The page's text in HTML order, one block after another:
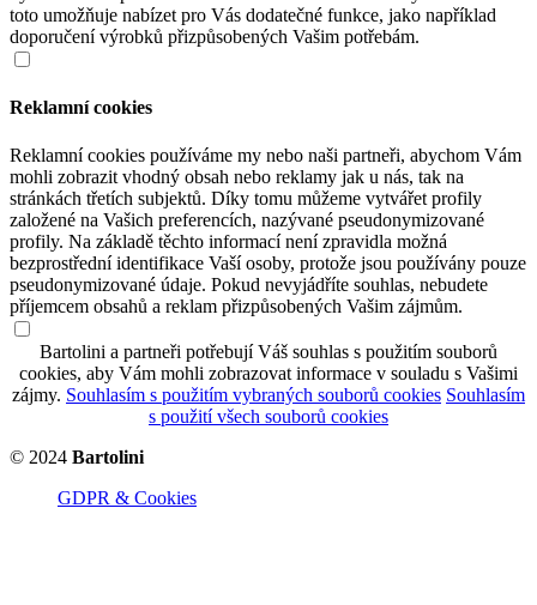
toto umožňuje nabízet pro Vás dodatečné funkce, jako například
doporučení výrobků přizpůsobených Vašim potřebám.
Reklamní cookies
Reklamní cookies používáme my nebo naši partneři, abychom Vám
mohli zobrazit vhodný obsah nebo reklamy jak u nás, tak na
stránkách třetích subjektů. Díky tomu můžeme vytvářet profily
založené na Vašich preferencích, nazývané pseudonymizované
profily. Na základě těchto informací není zpravidla možná
bezprostřední identifikace Vaší osoby, protože jsou používány pouze
pseudonymizované údaje. Pokud nevyjádříte souhlas, nebudete
příjemcem obsahů a reklam přizpůsobených Vašim zájmům.
Bartolini a partneři potřebují Váš souhlas s použitím souborů
cookies, aby Vám mohli zobrazovat informace v souladu s Vašimi
zájmy. Souhlasím s použitím vybraných souborů cookies Souhlasím
s použití všech souborů cookies
© 2024 Bartolini
GDPR & Cookies